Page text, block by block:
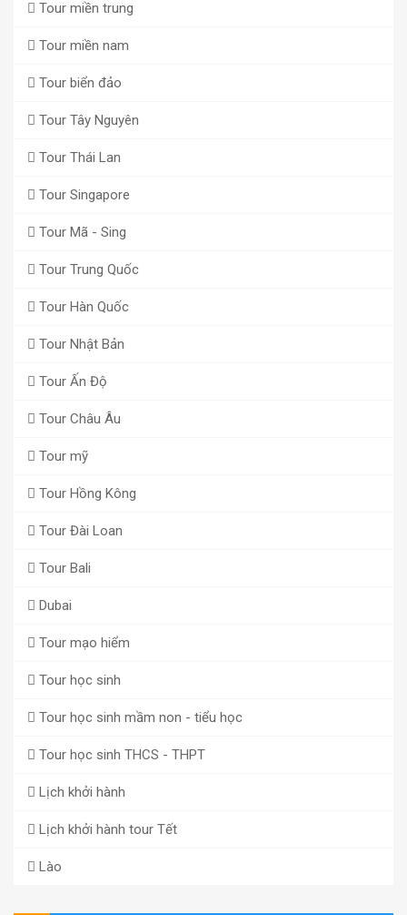
Tour miền trung
Tour miền nam
Tour biển đảo
Tour Tây Nguyên
Tour Thái Lan
Tour Singapore
Tour Mã - Sing
Tour Trung Quốc
Tour Hàn Quốc
Tour Nhật Bản
Tour Ấn Độ
Tour Châu Âu
Tour mỹ
Tour Hồng Kông
Tour Đài Loan
Tour Bali
Dubai
Tour mạo hiểm
Tour học sinh
Tour học sinh mầm non - tiểu học
Tour học sinh THCS - THPT
Lịch khởi hành
Lịch khởi hành tour Tết
Lào